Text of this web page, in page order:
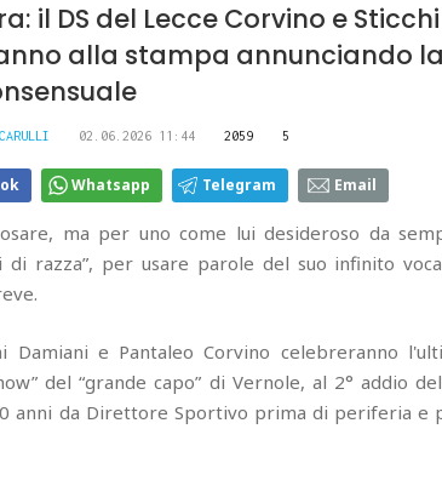
il DS del Lecce Corvino e
alla stampa annunciando la
02.06.2026 11:44 2059 5
Whatsapp Telegram Email
ma per uno come lui desideroso da
di razza”, per usare parole del suo infinito
Damiani e Pantaleo Corvino celebreranno
del “grande capo” di Vernole, al 2° addio
anni da Direttore Sportivo prima di periferia e